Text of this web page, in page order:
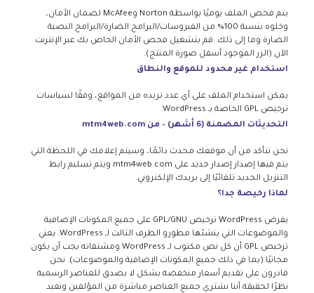
يتم فحص الملف يوميًا بواسطة Norton وMcAfee لضمان الأمان،
وخلوه بنسبة 100% من الفيروسات/البرامج الضارة/البرامج النصية
الضارة وما إلى ذلك. قم بتشغيل فحص الأمان الخاص بك عبر الإنترنت
الآن (الزر الموجود أسفل صورة المنتج).
استخدام غير محدود للموقع والنطاق
يمكن استخدام الملف على أي عدد تريده من المواقع، وفقًا لسياسات
ترخيص GPL الخاصة بـ WordPress.
التحديثات المضمنة (6 أشهر) – من mtm4web.com
نحن نتأكد من أن موقعك محدث دائمًا، وسيتم إعلامك في اللحظة التي
يتم فيها إصدار إصدار جديد على mtm4web.com ويتم تسليم رابط
التنزيل الجديد تلقائيًا إلى بريدك الإلكتروني.
لماذا رخيصة جدا؟
يفرض WordPress ترخيص GPL/GNU على جميع المكونات الإضافية
والموضوعات التي ينشئها مطورو الطرف الثالث لـ WordPress. يعني
ترخيص GPL أن كل نص مكتوب لـ WordPress ومشتقاته يجب أن يكون
مجانيًا (بما في ذلك جميع المكونات الإضافية والموضوعات). نحن
قادرون على تقديم أسعار منخفضة بشكل لا يصدق للعناصر الرسمية
نظرًا لحقيقة أننا نشتري جميع العناصر مباشرة من المؤلفين ونعيد